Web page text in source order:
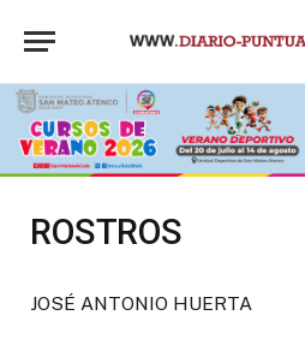
ROSTROS
JOSÉ ANTONIO HUERTA